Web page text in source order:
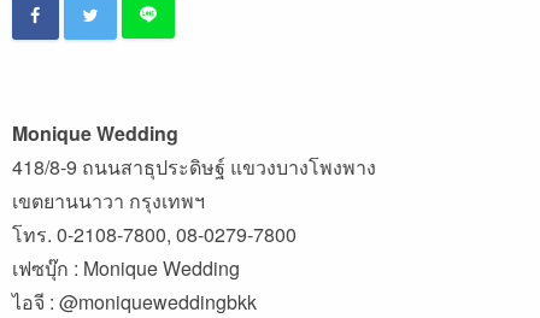
Monique Wedding
418/8-9 ถนนสาธุประดิษฐ์ แขวงบางโพงพาง
เขตยานนาวา กรุงเทพฯ
โทร. 0-2108-7800, 08-0279-7800
เฟซบุ๊ก : Monique Wedding
ไอจี : @moniqueweddingbkk